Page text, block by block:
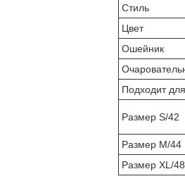
Стиль
Цвет
Ошейник
Подходит для
Размер S/42
Размер M/44
Размер XL/48